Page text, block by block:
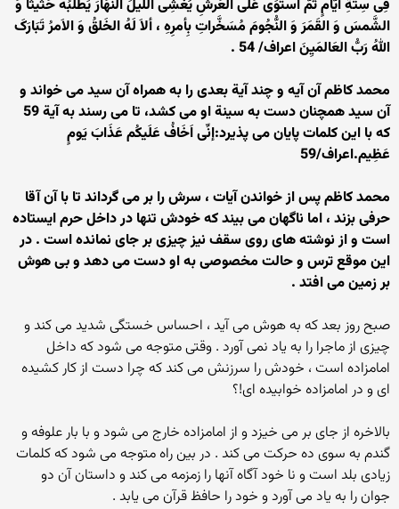
فِی سِتَّةِ أیَّامٍ ثُمَّ استَوَی عَلَی العَرشِ یُغشِی اللَّیلَ النَّهَارَ یَطلُبُهُ حَثیثاً وَ
الشَّمسَ وَ القَمَرَ وَ النُّجُومَ مُسَخَّراتِ بِأمرِهِ ، ألاَ لَهُ الخَلقُ وَ الاَمرُ تَبَارَکَ
اللهُ رَبُّ العَالمَیِنَ اعراف/ 54 .
محمد کاظم آن آیه و چند آیة بعدی را به همراه آن سید می خواند و
آن سید همچنان دست به سینة او می کشد، تا می رسند به آیة 59
که با این کلمات پایان می پذیرد:إنِّی اَخَافُ عَلَیکُم عَذَابَ یَومٍ
عَظِیم.اعراف/59
محمد کاظم پس از خواندن آیات ، سرش را بر می گرداند تا با آن آقا
حرفی بزند ، اما ناگهان می بیند که خودش تنها در داخل حرم ایستاده
است و از نوشته های روی سقف نیز چیزی بر جای نمانده است . در
این موقع ترس و حالت مخصوصی به او دست می دهد و بی هوش
بر زمین می افتد .
صبح روز بعد که به هوش می آید ، احساس خستگی شدید می کند و
چیزی از ماجرا را به یاد نمی آورد . وقتی متوجه می شود که داخل
امامزاده است ، خودش را سرزنش می کند که چرا دست از کار کشیده
ای و در امامزاده خوابیده ای!؟
بالاخره از جای بر می خیزد و از امامزاده خارج می شود و با بار علوفه و
گندم به سوی ده حرکت می کند . در بین راه متوجه می شود که کلمات
زیادی بلد است و نا خود آگاه آنها را زمزمه می کند و داستان آن دو
جوان را به یاد می آورد و خود را حافظ قرآن می یابد .